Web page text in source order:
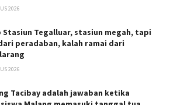
2026
Stasiun Tegalluar, stasiun megah, tapi
peradaban, kalah ramai dari
2026
Tacibay adalah jawaban ketika